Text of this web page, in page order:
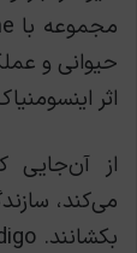
اثر
می‌کند،